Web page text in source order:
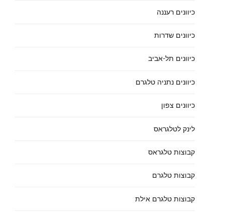
כיוונים רעננה
כיוונים שדרות
כיוונים תל-אביב
כיוונים נתניה טלגרם
כיוונים צפון
לינק לטלגראס
קבוצות טלגראס
קבוצות טלגרם
קבוצות טלגרם אילת